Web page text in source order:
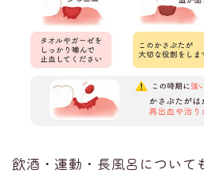
飲酒・運動・長風呂について